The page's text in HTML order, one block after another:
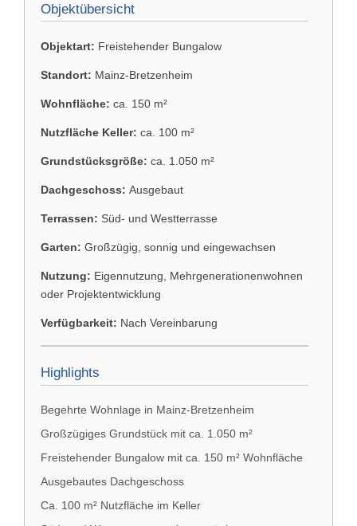
Objektübersicht
Objektart: Freistehender Bungalow
Standort: Mainz-Bretzenheim
Wohnfläche: ca. 150 m²
Nutzfläche Keller: ca. 100 m²
Grundstücksgröße: ca. 1.050 m²
Dachgeschoss: Ausgebaut
Terrassen: Süd- und Westterrasse
Garten: Großzügig, sonnig und eingewachsen
Nutzung: Eigennutzung, Mehrgenerationenwohnen
oder Projektentwicklung
Verfügbarkeit: Nach Vereinbarung
Highlights
Begehrte Wohnlage in Mainz-Bretzenheim
Großzügiges Grundstück mit ca. 1.050 m²
Freistehender Bungalow mit ca. 150 m² Wohnfläche
Ausgebautes Dachgeschoss
Ca. 100 m² Nutzfläche im Keller